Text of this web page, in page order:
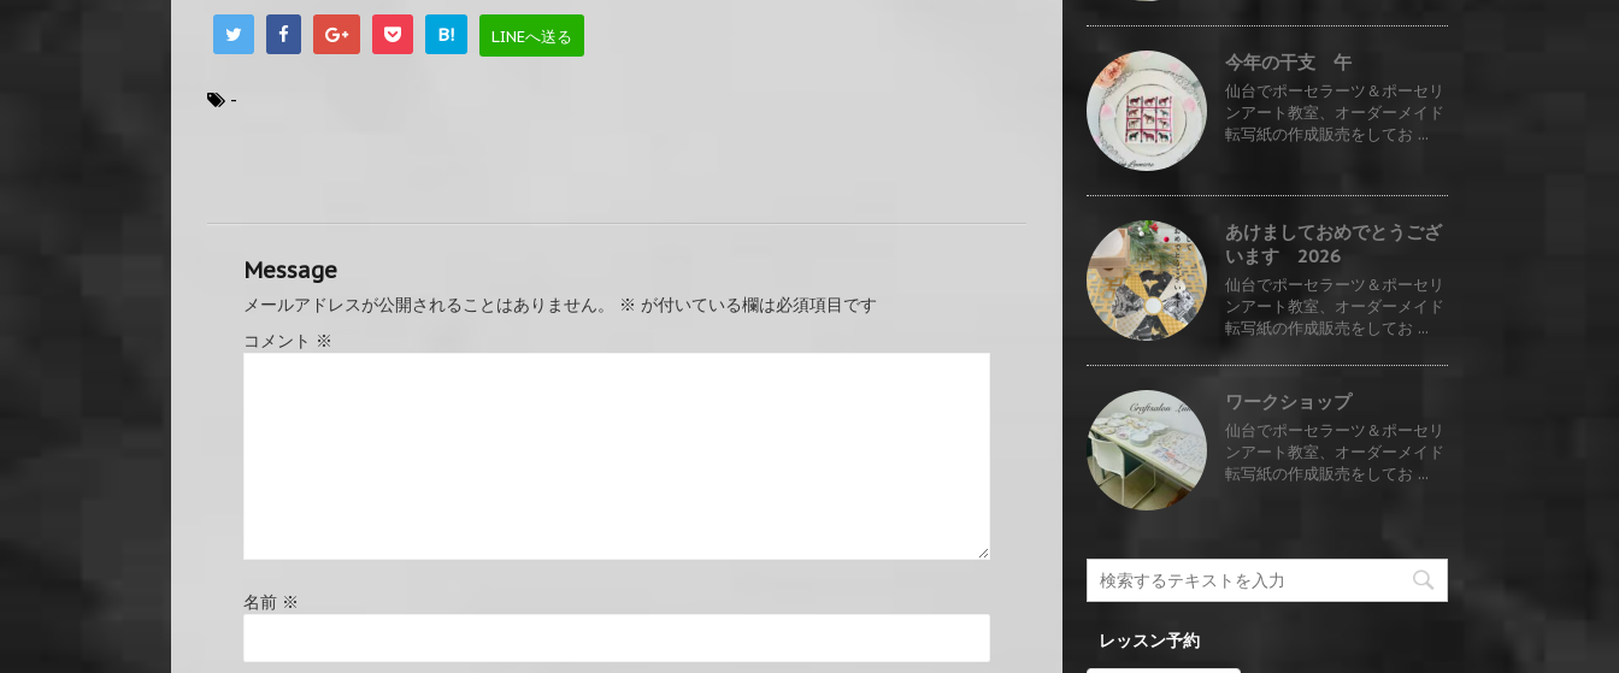
B! LINEへ送る
-
Message
メールアドレスが公開されることはありません。 ※ が付いている欄は必須項目です
コメント ※
名前 ※
今年の干支 午
仙台でポーセラーツ＆ポーセリ
ンアート教室、オーダーメイド
転写紙の作成販売をしてお ...
あけましておめでとうござ
います 2026
仙台でポーセラーツ＆ポーセリ
ンアート教室、オーダーメイド
転写紙の作成販売をしてお ...
ワークショップ
仙台でポーセラーツ＆ポーセリ
ンアート教室、オーダーメイド
転写紙の作成販売をしてお ...
レッスン予約